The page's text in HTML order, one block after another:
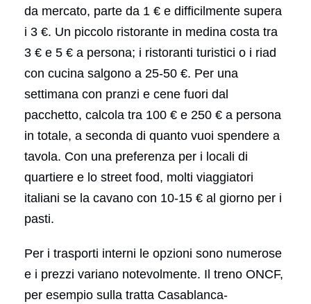
da mercato, parte da 1 € e difficilmente supera
i 3 €. Un piccolo ristorante in medina costa tra
3 € e 5 € a persona; i ristoranti turistici o i riad
con cucina salgono a 25-50 €. Per una
settimana con pranzi e cene fuori dal
pacchetto, calcola tra 100 € e 250 € a persona
in totale, a seconda di quanto vuoi spendere a
tavola. Con una preferenza per i locali di
quartiere e lo street food, molti viaggiatori
italiani se la cavano con 10-15 € al giorno per i
pasti.
Per i trasporti interni le opzioni sono numerose
e i prezzi variano notevolmente. Il treno ONCF,
per esempio sulla tratta Casablanca-